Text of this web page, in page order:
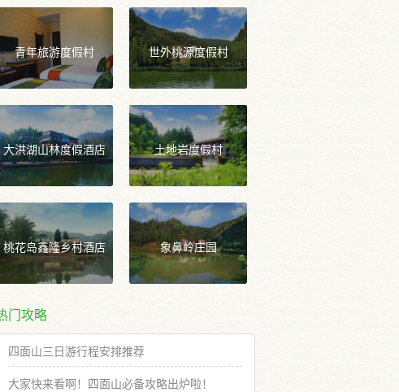
青年旅游度假村 世外桃源度假村
大洪湖山林度假酒店 土地岩度假村
桃花岛鑫隆乡村酒店 象鼻岭庄园
门攻略
四面山三日游行程安排推荐
大家快来看啊！四面山必备攻略出炉啦！